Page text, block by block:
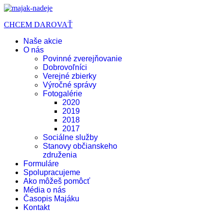
CHCEM DAROVAŤ
Naše akcie
O nás
Povinné zverejňovanie
Dobrovoľníci
Verejné zbierky
Výročné správy
Fotogalérie
2020
2019
2018
2017
Sociálne služby
Stanovy občianskeho
združenia
Formuláre
Spolupracujeme
Ako môžeš pomôcť
Média o nás
Časopis Majáku
Kontakt